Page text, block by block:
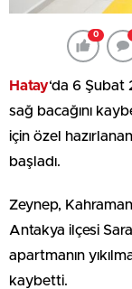
0
Hatay‘da 6
sağ bacağını
için özel
başladı.
Zeynep,
Antakya ilçesi
apartmanın
kaybetti.